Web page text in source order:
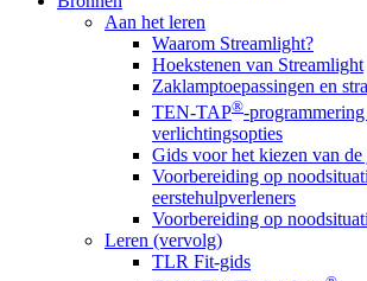
Aan het leren
Waarom Streamlight?
Hoekstenen van Streamlight
Zaklamptoepassingen en
TEN-TAP®-
verlichtingsopties
Gids voor het kiezen van
Voorbereiding op
eerstehulpverleners
Voorbereiding op
Leren (vervolg)
TLR Fit-gids